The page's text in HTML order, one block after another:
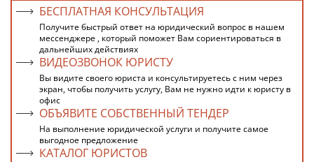
БЕСПЛАТНАЯ КОНСУЛЬТАЦИЯ
Получите быстрый ответ на юридический вопрос в нашем
мессенджере , который поможет Вам сориентироваться в
дальнейших действиях
ВИДЕОЗВОНОК ЮРИСТУ
Вы видите своего юриста и консультируетесь с ним через
экран, чтобы получить услугу, Вам не нужно идти к юристу в
офис
ОБЪЯВИТЕ СОБСТВЕННЫЙ ТЕНДЕР
На выполнение юридической услуги и получите самое
выгодное предложение
КАТАЛОГ ЮРИСТОВ